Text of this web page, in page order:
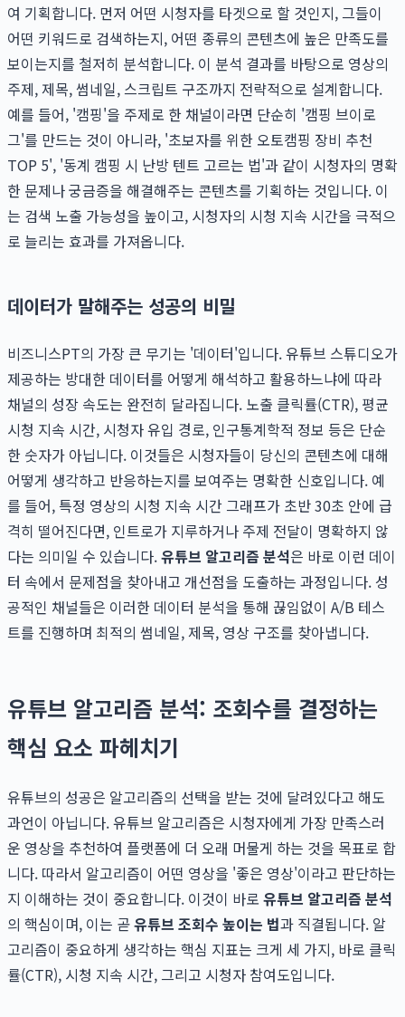
여 기획합니다. 먼저 어떤 시청자를 타겟으로 할 것인지, 그들이
어떤 키워드로 검색하는지, 어떤 종류의 콘텐츠에 높은 만족도를
보이는지를 철저히 분석합니다. 이 분석 결과를 바탕으로 영상의
주제, 제목, 썸네일, 스크립트 구조까지 전략적으로 설계합니다.
예를 들어, '캠핑'을 주제로 한 채널이라면 단순히 '캠핑 브이로
그'를 만드는 것이 아니라, '초보자를 위한 오토캠핑 장비 추천
TOP 5', '동계 캠핑 시 난방 텐트 고르는 법'과 같이 시청자의 명확
한 문제나 궁금증을 해결해주는 콘텐츠를 기획하는 것입니다. 이
는 검색 노출 가능성을 높이고, 시청자의 시청 지속 시간을 극적으
로 늘리는 효과를 가져옵니다.
데이터가 말해주는 성공의 비밀
비즈니스PT의 가장 큰 무기는 '데이터'입니다. 유튜브 스튜디오가
제공하는 방대한 데이터를 어떻게 해석하고 활용하느냐에 따라
채널의 성장 속도는 완전히 달라집니다. 노출 클릭률(CTR), 평균
시청 지속 시간, 시청자 유입 경로, 인구통계학적 정보 등은 단순
한 숫자가 아닙니다. 이것들은 시청자들이 당신의 콘텐츠에 대해
어떻게 생각하고 반응하는지를 보여주는 명확한 신호입니다. 예
를 들어, 특정 영상의 시청 지속 시간 그래프가 초반 30초 안에 급
격히 떨어진다면, 인트로가 지루하거나 주제 전달이 명확하지 않
다는 의미일 수 있습니다.유튜브 알고리즘 분석은 바로 이런 데이
터 속에서 문제점을 찾아내고 개선점을 도출하는 과정입니다. 성
공적인 채널들은 이러한 데이터 분석을 통해 끊임없이 A/B 테스
트를 진행하며 최적의 썸네일, 제목, 영상 구조를 찾아냅니다.
유튜브 알고리즘 분석: 조회수를 결정하는
핵심 요소 파헤치기
유튜브의 성공은 알고리즘의 선택을 받는 것에 달려있다고 해도
과언이 아닙니다. 유튜브 알고리즘은 시청자에게 가장 만족스러
운 영상을 추천하여 플랫폼에 더 오래 머물게 하는 것을 목표로 합
니다. 따라서 알고리즘이 어떤 영상을 '좋은 영상'이라고 판단하는
지 이해하는 것이 중요합니다. 이것이 바로 유튜브 알고리즘 분석
의 핵심이며, 이는 곧유튜브 조회수 높이는 법과 직결됩니다. 알
고리즘이 중요하게 생각하는 핵심 지표는 크게 세 가지, 바로 클릭
률(CTR), 시청 지속 시간, 그리고 시청자 참여도입니다.